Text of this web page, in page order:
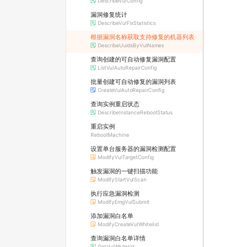
漏洞修复统计
DescribeVulFixStatistics
根据漏洞名称获取支持修复的机器列表
DescribeUuidsByVulNames
查询创建的可自动修复漏洞配置
ListVulAutoRepairConfig
批量创建可自动修复的漏洞列表
CreateVulAutoRepairConfig
查询实例重启状态
DescribeInstanceRebootStatus
重启实例
RebootMachine
设置单台服务器的漏洞检测配置
ModifyVulTargetConfig
触发漏洞的一键扫描功能
ModifyStartVulScan
执行应急漏洞检测
ModifyEmgVulSubmit
添加漏洞白名单
ModifyCreateVulWhitelist
查询漏洞白名单详情